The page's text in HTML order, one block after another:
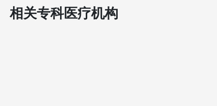
相关专科医疗机构